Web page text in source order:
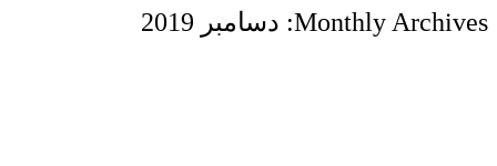
Monthly Archives: دسامبر 2019